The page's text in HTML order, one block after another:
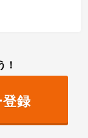
！
録